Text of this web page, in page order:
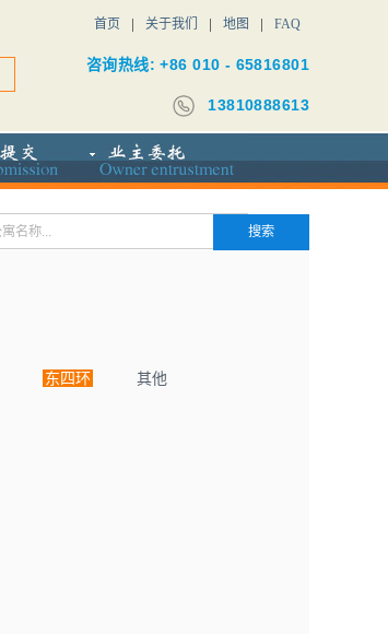
首页 关于我们 地图 FAQ
咨询热线: +86 010 - 65816801
13810888613
东四环 其他